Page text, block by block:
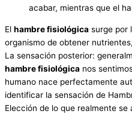
acabar, mientras que el
El hambre fisiológica surge por
organismo de obtener
La sensación posterior:
hambre fisiológica nos
humano nace perfectamente
identificar la sensación de
Elección de lo que realmente